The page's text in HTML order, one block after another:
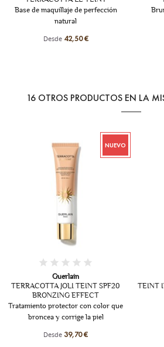
Base de maquillaje de perfección
natural
Desde 42,50 €
16 OTROS PRODUCTOS EN LA
NUEVO
Guerlain
TERRACOTTA JOLI TEINT SPF20
BRONZING EFFECT
Tratamiento protector con color que
broncea y corrige la piel
Desde 39,70 €
TEINT